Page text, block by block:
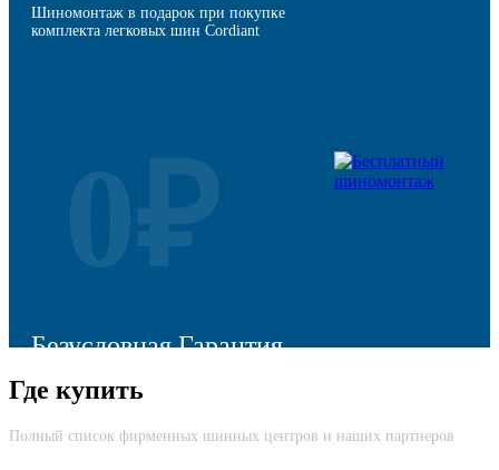
Шиномонтаж в подарок при покупке
комплекта легковых шин Cordiant
Безусловная Гарантия
Cкидка до 100% на новую шину вне зависимости от причины
возврата
Где купить
Полный список фирменных шинных центров и наших партнеров